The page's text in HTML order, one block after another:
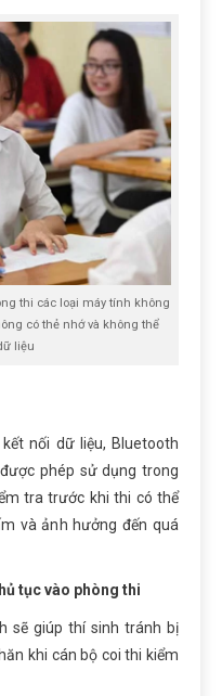
thi các loại máy tính không
có thẻ nhớ và không thể
liệu
nối dữ liệu, Bluetooth
phép sử dụng trong
tra trước khi thi có thể
và ảnh hưởng đến quá
tục vào phòng thi
sẽ giúp thí sinh tránh bị
khi cán bộ coi thi kiểm